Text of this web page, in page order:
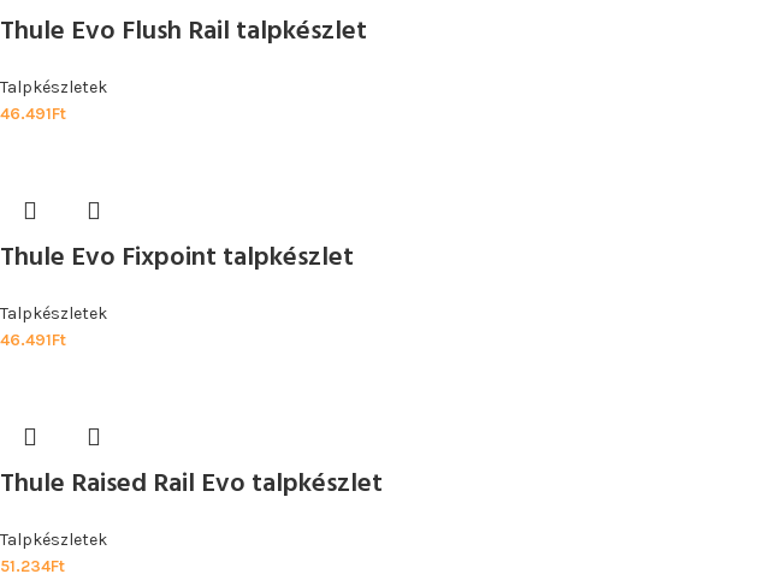
Thule Evo Flush Rail talpkészlet
Talpkészletek
46.491Ft
Thule Evo Fixpoint talpkészlet
Talpkészletek
46.491Ft
Thule Raised Rail Evo talpkészlet
Talpkészletek
51.234Ft